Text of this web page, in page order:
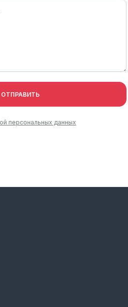
ОТПРАВИТЬ
персональных данных